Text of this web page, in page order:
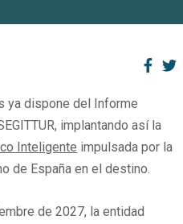
ya dispone del Informe
implantando así la
Inteligente impulsada por la
de España en el destino.
de 2027, la entidad